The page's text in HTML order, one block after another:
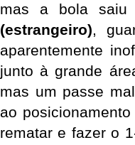
mas a bola
(estrangeiro),
aparentemente
junto à grande
mas um passe
ao
rematar e fazer o